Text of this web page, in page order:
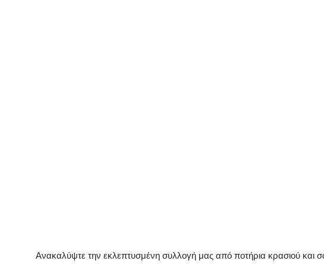
Ανακαλύψτε την εκλεπτυσμένη συλλογή μας από ποτήρια κρασιού